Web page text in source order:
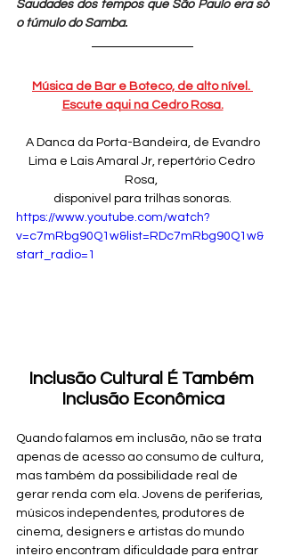
Saudades dos tempos que São Paulo era só
o túmulo do Samba.
Música de Bar e Boteco, de alto nível.
Escute aqui na Cedro Rosa.
A Danca da Porta-Bandeira, de Evandro
Lima e Lais Amaral Jr, repertório Cedro
Rosa,
disponivel para trilhas sonoras.
https://www.youtube.com/watch?
v=c7mRbg90Q1w&list=RDc7mRbg90Q1w&
start_radio=1
Inclusão Cultural É Também
Inclusão Econômica
Quando falamos em inclusão, não se trata
apenas de acesso ao consumo de cultura,
mas também da possibilidade real de
gerar renda com ela. Jovens de periferias,
músicos independentes, produtores de
cinema, designers e artistas do mundo
inteiro encontram dificuldade para entrar